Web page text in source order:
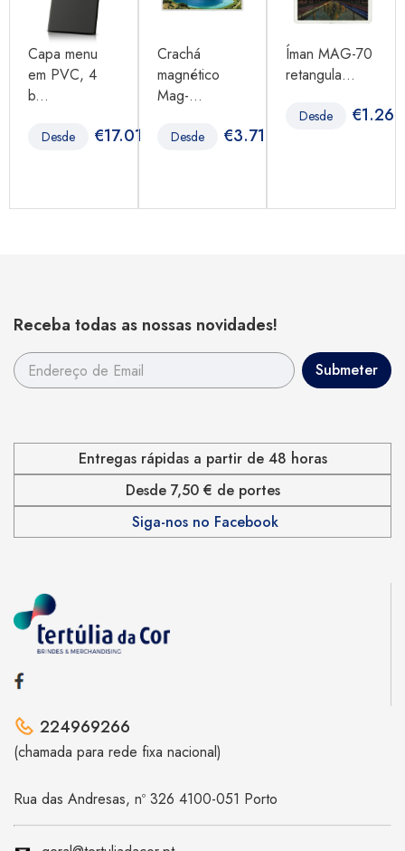
Capa menu
em PVC, 4
b...
Desde €17.01
Crachá
magnético
Mag-...
Desde €3.71
Íman MAG-70
retangula...
Desde €1.26
Receba todas as nossas novidades!
Entregas rápidas a partir de 48 horas
Desde 7,50 € de portes
Siga-nos no Facebook
224969266
(chamada para rede fixa nacional)
Rua das Andresas, nº 326 4100-051 Porto